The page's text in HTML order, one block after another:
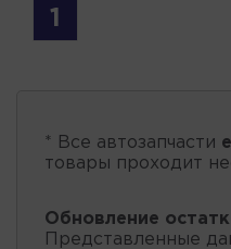
1
* Все автозапчасти
товары проходит
Обновление
Представленные